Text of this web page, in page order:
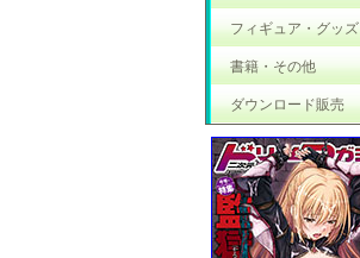
フィギュア・グッズ
書籍・その他
ダウンロード販売